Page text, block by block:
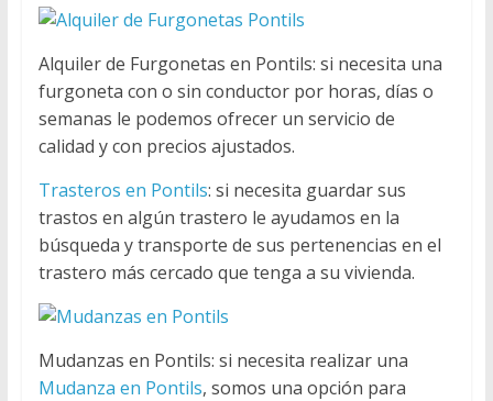
Alquiler de Furgonetas en Pontils: si necesita una
furgoneta con o sin conductor por horas, días o
semanas le podemos ofrecer un servicio de
calidad y con precios ajustados.
Trasteros en Pontils: si necesita guardar sus
trastos en algún trastero le ayudamos en la
búsqueda y transporte de sus pertenencias en el
trastero más cercado que tenga a su vivienda.
Mudanzas en Pontils: si necesita realizar una
Mudanza en Pontils, somos una opción para